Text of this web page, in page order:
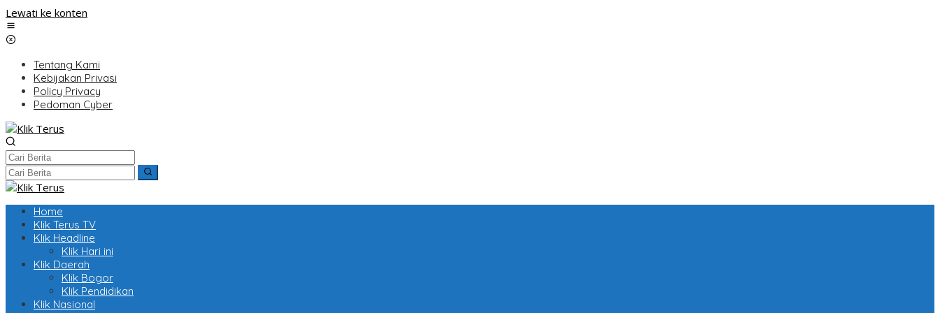
Lewati ke konten
Tentang Kami
Kebijakan Privasi
Policy Privacy
Pedoman Cyber
Home
Klik Terus TV
Klik Headline
Klik Hari ini
Klik Daerah
Klik Bogor
Klik Pendidikan
Klik Nasional